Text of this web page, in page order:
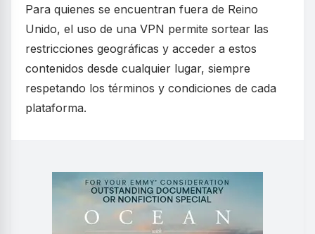
Para quienes se encuentran fuera de Reino
Unido, el uso de una VPN permite sortear las
restricciones geográficas y acceder a estos
contenidos desde cualquier lugar, siempre
respetando los términos y condiciones de cada
plataforma.